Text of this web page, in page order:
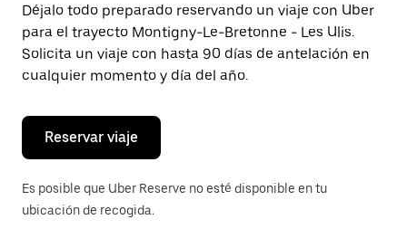
fecha.
Pulsa
el
botón
de
escape
cerrar
calendario.
Déjalo todo preparado reservando un viaje con Uber
para el trayecto Montigny-Le-Bretonne - Les Ulis.
Solicita un viaje con hasta 90 días de antelación en
cualquier momento y día del año.
Reservar viaje
Es posible que Uber Reserve no esté disponible en tu
ubicación de recogida.